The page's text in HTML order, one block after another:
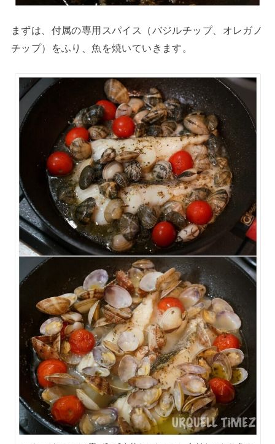
まずは、付属の専用スパイス（バジルチップ、オレガノ
チップ）をふり、魚を焼いていきます。